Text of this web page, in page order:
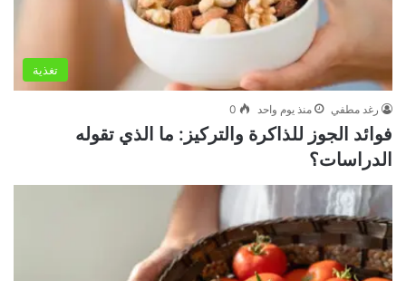
تغذية
رغد مطفي منذ يوم واحد 0
فوائد الجوز للذاكرة والتركيز: ما الذي تقوله
الدراسات؟